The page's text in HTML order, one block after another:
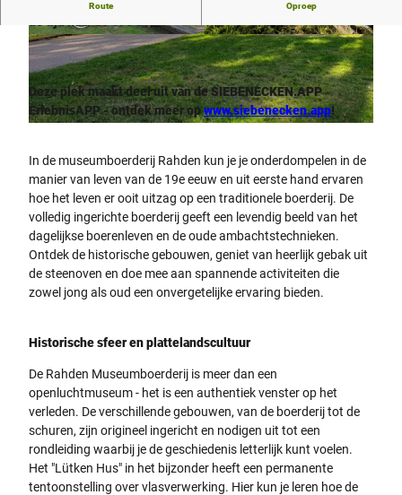
© Die westfälischen Sieben | CC-BY-SA
© Christian Schwier, Mühlenkreis Minden-Lübb
ecke
Route Oproep
Deze plek maakt deel uit van de SIEBENECKEN.APP
ErlebnisAPP - ontdek meer opwww.siebenecken.app!
In de museumboerderij Rahden kun je je onderdompelen in de
manier van leven van de 19e eeuw en uit eerste hand ervaren
hoe het leven er ooit uitzag op een traditionele boerderij. De
volledig ingerichte boerderij geeft een levendig beeld van het
dagelijkse boerenleven en de oude ambachtstechnieken.
Ontdek de historische gebouwen, geniet van heerlijk gebak uit
de steenoven en doe mee aan spannende activiteiten die
zowel jong als oud een onvergetelijke ervaring bieden.
Historische sfeer en plattelandscultuur
De Rahden Museumboerderij is meer dan een
openluchtmuseum - het is een authentiek venster op het
verleden. De verschillende gebouwen, van de boerderij tot de
schuren, zijn origineel ingericht en nodigen uit tot een
rondleiding waarbij je de geschiedenis letterlijk kunt voelen.
Het "Lütken Hus" in het bijzonder heeft een permanente
tentoonstelling over vlasverwerking. Hier kun je leren hoe de